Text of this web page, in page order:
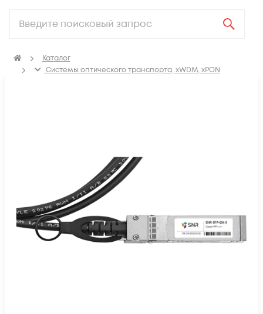
Каталог
Системы оптического транспорта, xWDM, xPON